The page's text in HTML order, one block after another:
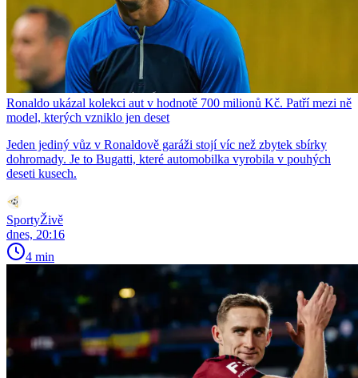
Ronaldo ukázal kolekci aut v hodnotě 700 milionů Kč. Patří mezi ně
model, kterých vzniklo jen deset
Jeden jediný vůz v Ronaldově garáži stojí víc než zbytek sbírky
dohromady. Je to Bugatti, které automobilka vyrobila v pouhých
deseti kusech.
SportyŽivě
dnes, 20:16
4 min